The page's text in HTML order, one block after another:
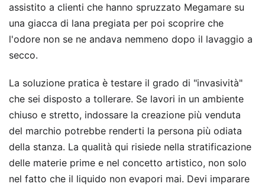
assistito a clienti che hanno spruzzato Megamare su
una giacca di lana pregiata per poi scoprire che
l'odore non se ne andava nemmeno dopo il lavaggio a
secco.
La soluzione pratica è testare il grado di "invasività"
che sei disposto a tollerare. Se lavori in un ambiente
chiuso e stretto, indossare la creazione più venduta
del marchio potrebbe renderti la persona più odiata
della stanza. La qualità qui risiede nella stratificazione
delle materie prime e nel concetto artistico, non solo
nel fatto che il liquido non evapori mai. Devi imparare